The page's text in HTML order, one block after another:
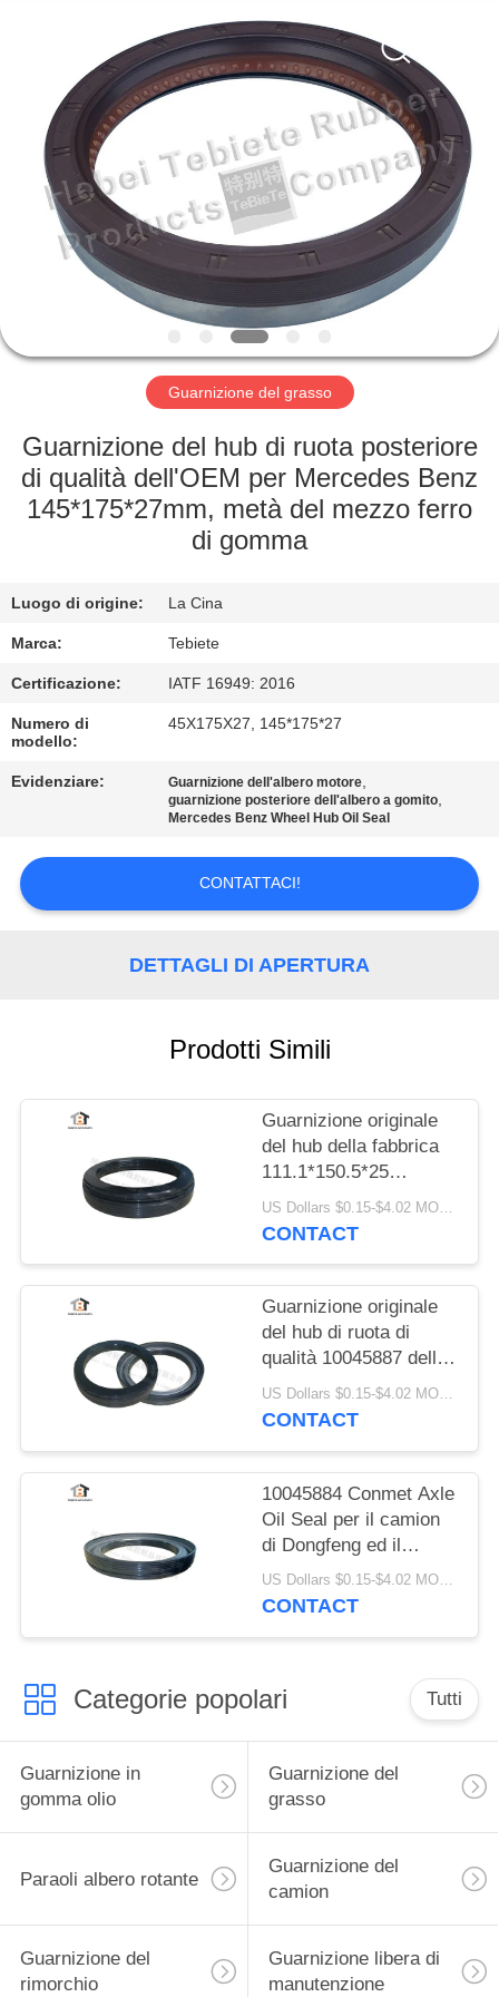
CASA
PRODOTTI
CIRCA
GIRO
FABBRICA
CONTROLLO
CONTATTICI
NOTIZIE
CASI
MAPPA
DEL
Reserved.
Guarnizione del grasso
Guarnizione del hub di ruota posteriore
di qualità dell'OEM per Mercedes Benz
145*175*27mm, metà del mezzo ferro
di gomma
Luogo di origine: La Cina
Marca: Tebiete
Certificazione: IATF 16949: 2016
Numero di
modello:
45X175X27, 145*175*27
Evidenziare: Guarnizione dell'albero motore,
guarnizione posteriore dell'albero a gomito,
Mercedes Benz Wheel Hub Oil Seal
CONTATTACI!
DETTAGLI DI APERTURA
Prodotti Simili
Guarnizione originale
del hub della fabbrica
111.1*150.5*25
applicabile a Conmet
Axle No 10045883
US Dollars $0.15-$4.02 MOQ:20 pezzi
CONTACT
Guarnizione originale
del hub di ruota di
qualità 10045887 della
fabbrica per la
guarnizione dell'asse
US Dollars $0.15-$4.02 MOQ:20 pezzi
CONTACT
10045884 Conmet Axle
Oil Seal per il camion
di Dongfeng ed il
camion
133.36x187.5x24 di
US Dollars $0.15-$4.02 MOQ:20 pezzi
CONTACT
Categorie popolari Tutti
Guarnizione in
gomma olio
Guarnizione del
grasso
Paraoli albero rotante
Guarnizione del
camion
Guarnizione del
rimorchio
Guarnizione libera di
manutenzione